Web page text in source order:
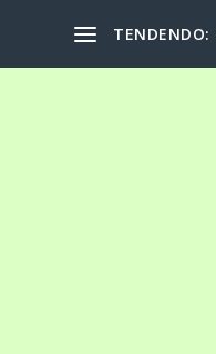
TENDENDO: